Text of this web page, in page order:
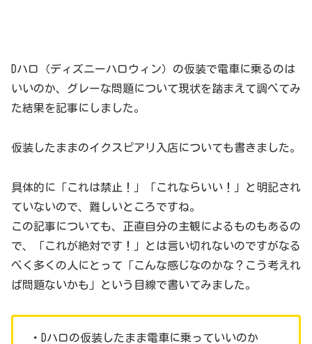
Dハロ（ディズニーハロウィン）の仮装で電車に乗るのは
いいのか、グレーな問題について現状を踏まえて調べてみ
た結果を記事にしました。
仮装したままのイクスピアリ入店についても書きました。
具体的に「これは禁止！」「これならいい！」と明記され
ていないので、難しいところですね。
この記事についても、正直自分の主観によるものもあるの
で、「これが絶対です！」とは言い切れないのですがなる
べく多くの人にとって「こんな感じなのかな？こう考えれ
ば問題ないかも」という目線で書いてみました。
・Dハロの仮装したまま電車に乗っていいのか